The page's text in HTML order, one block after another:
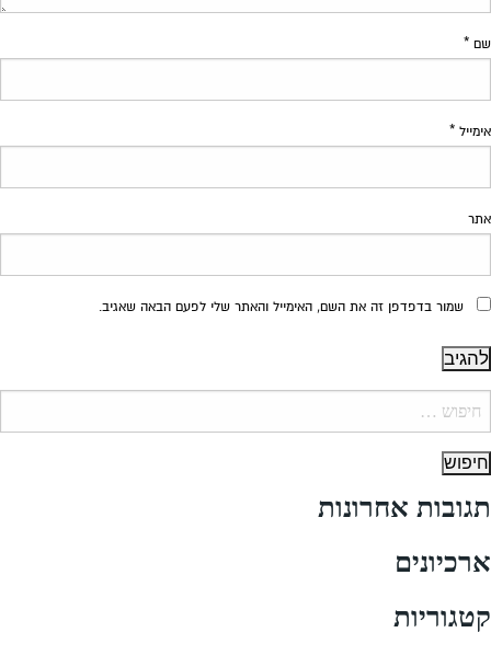
שם *
אימייל *
אתר
שמור בדפדפן זה את השם, האימייל והאתר שלי לפעם הבאה שאגיב.
תגובות אחרונות
ארכיונים
קטגוריות